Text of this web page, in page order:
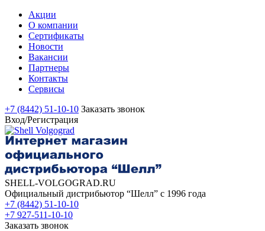
Акции
О компании
Сертификаты
Новости
Вакансии
Партнеры
Контакты
Сервисы
+7 (8442) 51-10-10 Заказать звонок
Вход/Регистрация
SHELL-VOLGOGRAD.RU
Официальный дистрибьютор “Шелл” с 1996 года
+7 (8442) 51-10-10
+7 927-511-10-10
Заказать звонок